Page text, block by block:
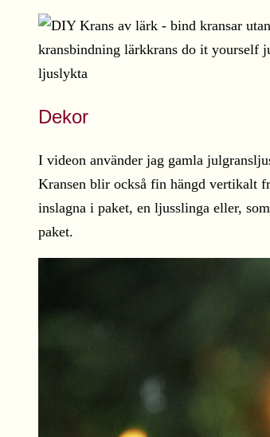
Dekor
I videon använder jag gamla
Kransen blir också fin hängd vertikalt
inslagna i paket, en ljusslinga eller,
paket.